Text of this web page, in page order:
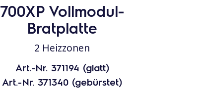
700XP Vollmodul-
Bratplatte
2 Heizzonen
Art.-Nr. 371194 (glatt)
Art.-Nr. 371340 (gebürstet)